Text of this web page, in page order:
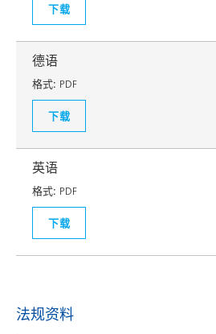
下载
德语
格式: PDF
下载
英语
格式: PDF
下载
法规资料